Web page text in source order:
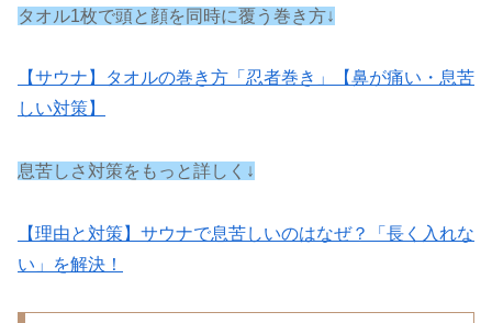
タオル1枚で頭と顔を同時に覆う巻き方↓
【サウナ】タオルの巻き方「忍者巻き」【鼻が痛い・息苦
しい対策】
息苦しさ対策をもっと詳しく↓
【理由と対策】サウナで息苦しいのはなぜ？「長く入れな
い」を解決！